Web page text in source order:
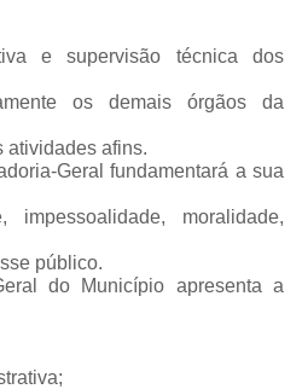
e supervisão técnica dos
os demais órgãos da
atividades afins.
Geral fundamentará a sua
impessoalidade, moralidade,
público.
do Município apresenta a